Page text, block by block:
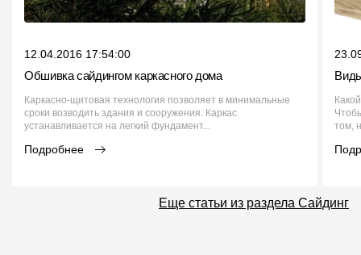
12.04.2016 17:54:00
Обшивка сайдингом каркасного дома
Каркасно-щитовая технология позволяет в минимальные
сроки возводить здания и сооружения. Каркас
устанавливается на легкий фундамент...
Подробнее
том,
Еще статьи из раздела Сайдинг